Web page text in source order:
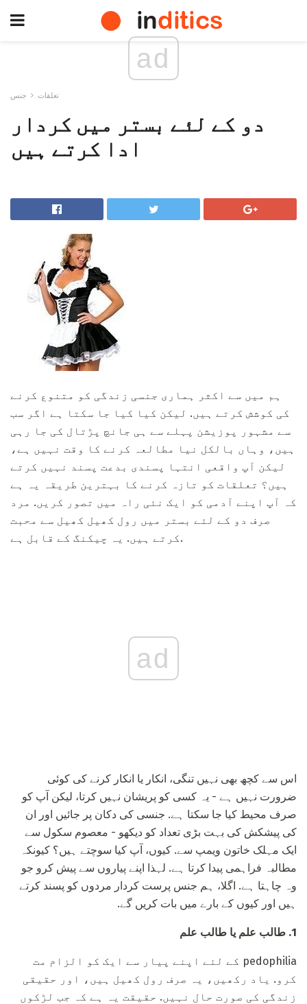
ad
تعلقات جنس
دو کے لئے بستر میں کردار
ادا کرتے ہیں
ہم میں سے اکثر ہماری جنسی زندگی کو متنوع کرنے
کی کوشش کرتے ہیں. لیکن کیا کیا جا سکتا ہے اگر سب
سے مشہور پوزیشن پہلے سے ہی جانچ پڑتال کی جا رہی
ہیں، وہاں بالکل نیا مطالعہ کرنے کا وقت نہیں ہے،
لیکن آپ واقعی انتہا پسندی بدعت پسند نہیں کرتے
ہیں؟ تعلقات کو تازہ کرنے کا بہترین طریقہ یہ ہے
کہ آپ اپنے آدمی کو ایک نئی راہ میں تصور کریں. مرد
صرف دو کے لئے بستر میں رول کھیل کھیل سے محبت
کرتے ہیں. یہ چیکنگ کے قابل ہے.
ad
اس سے کچھ بھی نہیں تنگی، انکار یا انکار کرنے کی کوئی
ضرورت نہیں ہے - یہ کسی کو پریشان نہیں کرتا، لیکن آپ کو
صرف محیط کیا جا سکتا ہے. جنسی کی دکان پر جائیں اور ان
کی پیشکش کی بہت بڑی تعداد کو دیکھو - معصوم سکول سے
ایک مہلک خاتون ویمپ سے. کیوں، آپ کیا سوچتے ہیں؟ کیونکہ
مطالبہ فراہمی پیدا کرتا ہے. لہذا اپنے پیاروں سے پیش کرو جو
وہ چاہتا ہے. اگلا، ہم جنس پرست کردار مردوں کو پسند کرتے
ہیں اور کیوں کے بارے میں بات کریں گے.
1. طالب علم یا طالب علم
pedophilia کے لئے اپنے پیار سے ایک کو الزام مت
کرو. یاد رکھیں، یہ صرف رول کھیل ہیں، اور حقیقی
زندگی کی صورت حال نہیں. حقیقت یہ ہے کہ جب لڑکوں